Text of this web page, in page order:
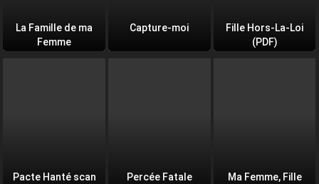
La Famille de ma
Femme
Capture-moi
Fille Hors-La-Loi
(PDF)
Pacte Hanté scan
Percée Fatale
Ma Femme, Fille